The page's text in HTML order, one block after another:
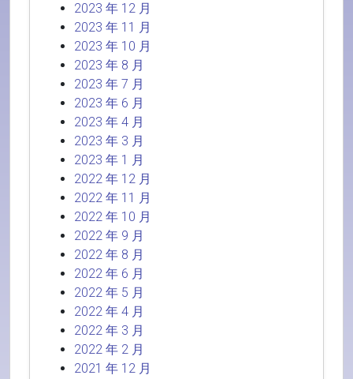
2023 年 12 月
2023 年 11 月
2023 年 10 月
2023 年 8 月
2023 年 7 月
2023 年 6 月
2023 年 4 月
2023 年 3 月
2023 年 1 月
2022 年 12 月
2022 年 11 月
2022 年 10 月
2022 年 9 月
2022 年 8 月
2022 年 6 月
2022 年 5 月
2022 年 4 月
2022 年 3 月
2022 年 2 月
2021 年 12 月